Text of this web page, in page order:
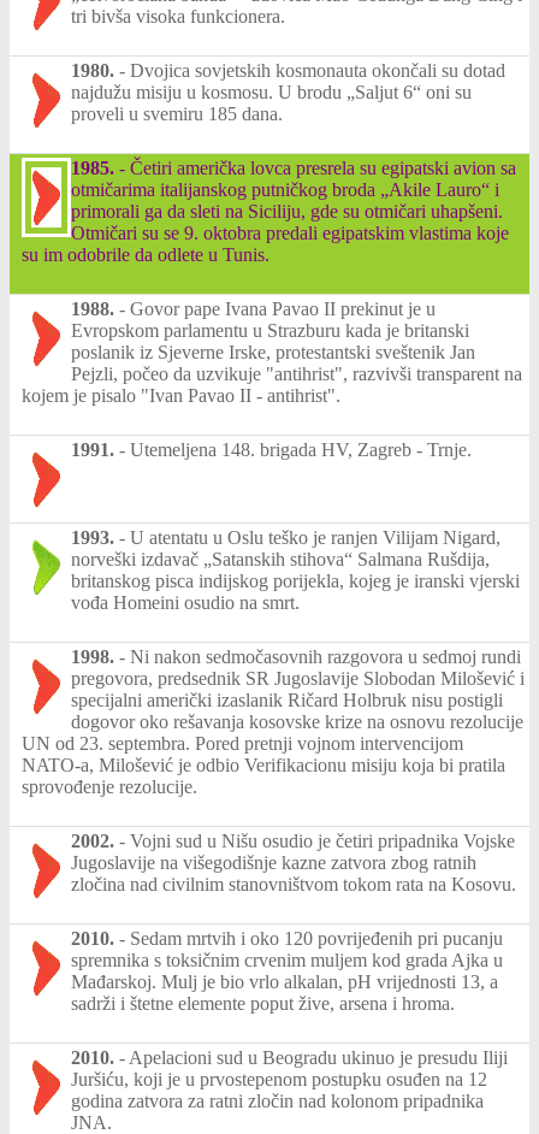
tri bivša visoka funkcionera.
1980. - Dvojica sovjetskih kosmonauta okončali su dotad
najdužu misiju u kosmosu. U brodu „Saljut 6“ oni su
proveli u svemiru 185 dana.
1985. - Četiri američka lovca presrela su egipatski avion sa
otmičarima italijanskog putničkog broda „Akile Lauro“ i
primorali ga da sleti na Siciliju, gde su otmičari uhapšeni.
Otmičari su se 9. oktobra predali egipatskim vlastima koje
su im odobrile da odlete u Tunis.
1988. - Govor pape Ivana Pavao II prekinut je u
Evropskom parlamentu u Strazburu kada je britanski
poslanik iz Sjeverne Irske, protestantski sveštenik Jan
Pejzli, počeo da uzvikuje "antihrist", razvivši transparent na
kojem je pisalo "Ivan Pavao II - antihrist".
1991. - Utemeljena 148. brigada HV, Zagreb - Trnje.
1993. - U atentatu u Oslu teško je ranjen Vilijam Nigard,
norveški izdavač „Satanskih stihova“ Salmana Rušdija,
britanskog pisca indijskog porijekla, kojeg je iranski vjerski
vođa Homeini osudio na smrt.
1998. - Ni nakon sedmočasovnih razgovora u sedmoj rundi
pregovora, predsednik SR Jugoslavije Slobodan Milošević i
specijalni američki izaslanik Ričard Holbruk nisu postigli
dogovor oko rešavanja kosovske krize na osnovu rezolucije
UN od 23. septembra. Pored pretnji vojnom intervencijom
NATO-a, Milošević je odbio Verifikacionu misiju koja bi pratila
sprovođenje rezolucije.
2002. - Vojni sud u Nišu osudio je četiri pripadnika Vojske
Jugoslavije na višegodišnje kazne zatvora zbog ratnih
zločina nad civilnim stanovništvom tokom rata na Kosovu.
2010. - Sedam mrtvih i oko 120 povrijeđenih pri pucanju
spremnika s toksičnim crvenim muljem kod grada Ajka u
Mađarskoj. Mulj je bio vrlo alkalan, pH vrijednosti 13, a
sadrži i štetne elemente poput žive, arsena i hroma.
2010. - Apelacioni sud u Beogradu ukinuo je presudu Iliji
Juršiću, koji je u prvostepenom postupku osuđen na 12
godina zatvora za ratni zločin nad kolonom pripadnika
JNA.